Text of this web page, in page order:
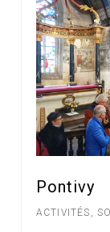
Pontivy
ACTIVITÉS ,